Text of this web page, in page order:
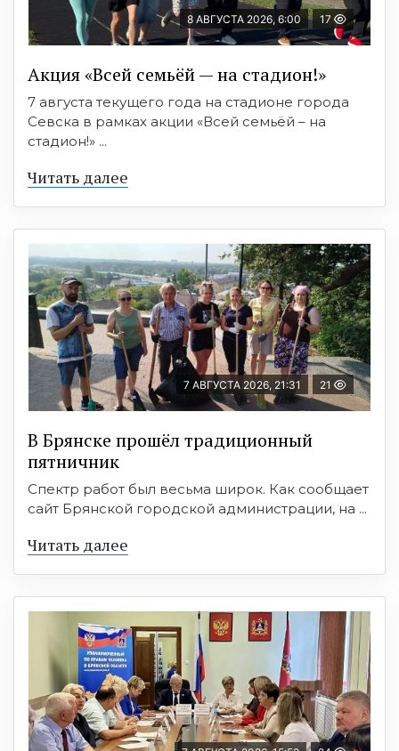
8 АВГУСТА 2026, 6:00 17
Акция «Всей семьёй — на стадион!»
7 августа текущего года на стадионе города
Севска в рамках акции «Всей семьёй – на
стадион!» ...
Читать далее
7 АВГУСТА 2026, 21:31 21
В Брянске прошёл традиционный
пятничник
Спектр работ был весьма широк. Как сообщает
сайт Брянской городской администрации, на ...
Читать далее